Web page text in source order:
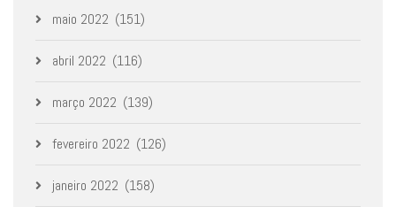
maio 2022 (151)
abril 2022 (116)
março 2022 (139)
fevereiro 2022 (126)
janeiro 2022 (158)